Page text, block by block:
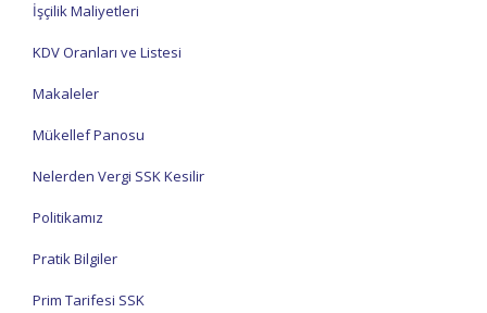
İşçilik Maliyetleri
KDV Oranları ve Listesi
Makaleler
Mükellef Panosu
Nelerden Vergi SSK Kesilir
Politikamız
Pratik Bilgiler
Prim Tarifesi SSK